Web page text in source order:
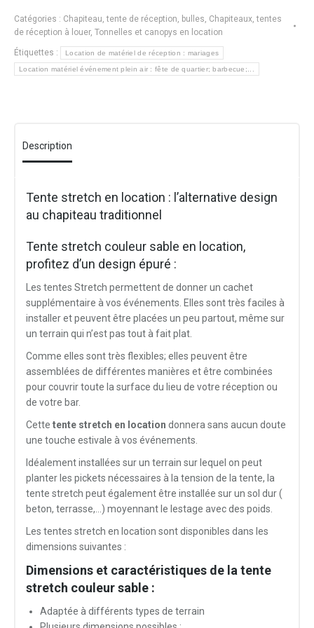
10m-
couleur
sable
(Copie)
Catégories : Chapiteau, tente de réception, bulles, Chapiteaux, tentes
de réception à louer, Tonnelles et canopys en location
Étiquettes : Location de matériel de réception : mariages
Location matériel événement plein air : fête de quartier; barbecue;...
Description
Tente stretch en location : l’alternative design
au chapiteau traditionnel
Tente stretch couleur sable en location,
profitez d’un design épuré :
Les tentes Stretch permettent de donner un cachet
supplémentaire à vos événements. Elles sont très faciles à
installer et peuvent être placées un peu partout, même sur
un terrain qui n’est pas tout à fait plat.
Comme elles sont très flexibles; elles peuvent être
assemblées de différentes manières et être combinées
pour couvrir toute la surface du lieu de votre réception ou
de votre bar.
Cette tente stretch en location donnera sans aucun doute
une touche estivale à vos événements.
Idéalement installées sur un terrain sur lequel on peut
planter les pickets nécessaires à la tension de la tente, la
tente stretch peut également être installée sur un sol dur (
beton, terrasse,…) moyennant le lestage avec des poids.
Les tentes stretch en location sont disponibles dans les
dimensions suivantes :
Dimensions et caractéristiques de la tente
stretch couleur sable :
Adaptée à différents types de terrain